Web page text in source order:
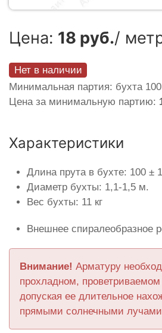
Цена: 18 руб./
Нет в наличии
Минимальная партия: бухта
Цена за минимальную партию:
Характеристики
Длина прута в бухте: 100 ±
Диаметр бухты: 1,1-1,5 м.
Вес бухты: 11 кг
Внешнее спиралеобразное
Внимание! Арматуру
прохладном,
допуская ее длительное
прямыми солнечными